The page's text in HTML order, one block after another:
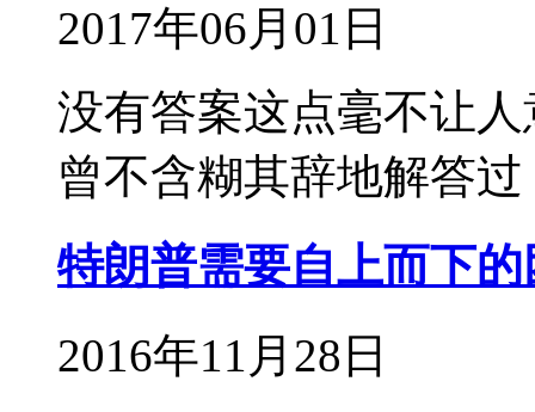
2017年06月01日
没有答案这点毫不让
曾不含糊其辞地解答过
特朗普需要自上而下的
2016年11月28日